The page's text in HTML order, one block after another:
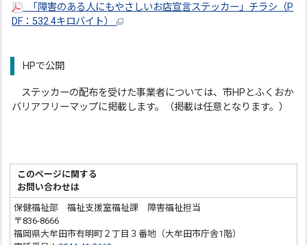
「障害のある人にもやさしいお店宣言ステッカー」チラシ（P
DF：532.4キロバイト）
HPで公開
ステッカーの配布を受けた事業者については、市HPとふくおか
バリアフリーマップに掲載します。（掲載は任意となります。）
このページに関する
お問い合わせは
保健福祉部 福祉支援室福祉課 障害福祉担当
〒836-8666
福岡県大牟田市有明町２丁目３番地（大牟田市庁舎1階）